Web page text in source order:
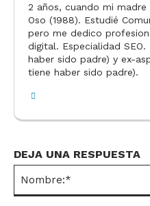
2 años, cuando mi
Oso (1988). Estudié
pero me dedico
digital. Especialidad
haber sido padre) y ex-
tiene haber sido padre).
DEJA UNA RESPUESTA